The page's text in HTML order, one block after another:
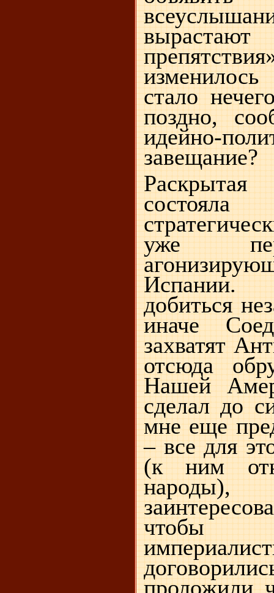
стало
поздно,
идейно-
завещание?
уже
добиться
иначе
захватят
отсюда
Нашей
сделал до
мне еще
– все для
(к ним
чтобы
проложили